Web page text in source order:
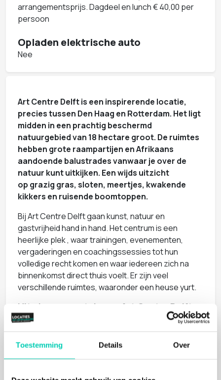
Toestemming Details Over
arrangementsprijs. Dagdeel en lunch € 40,00 per
persoon
Opladen elektrische auto
Nee
Art Centre Delft is een inspirerende locatie,
precies tussen Den Haag en Rotterdam. Het ligt
midden in een prachtig beschermd
natuurgebied van 18 hectare groot. De ruimtes
hebben grote raampartijen en Afrikaans
aandoende balustrades vanwaar je over de
natuur kunt uitkijken. Een wijds uitzicht
op grazig gras, sloten, meertjes, kwakende
kikkers en ruisende boomtoppen.
Bij Art Centre Delft gaan kunst, natuur en
gastvrijheid hand in hand. Het centrum is een
heerlijke plek , waar trainingen, evenementen,
vergaderingen en coachingssessies tot hun
volledige recht komen en waar iedereen zich na
binnenkomst direct thuis voelt. Er zijn veel
verschillende ruimtes, waaronder een heuse yurt.
Uit eigen moestuin van Art Centre Delft
De keuken van Art Centre is goddelijk: heerlijke en
ingrediënten uit eigen moestuin, waar geteelt
je bord en dat proef je! Er wordt verder gewerkt